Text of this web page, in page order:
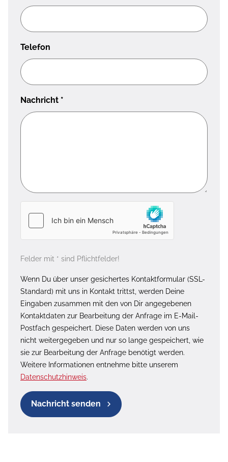
Telefon
Nachricht *
Felder mit * sind Pflichtfelder!
Wenn Du über unser gesichertes Kontaktformular (SSL-
Standard) mit uns in Kontakt trittst, werden Deine
Eingaben zusammen mit den von Dir angegebenen
Kontaktdaten zur Bearbeitung der Anfrage im E-Mail-
Postfach gespeichert. Diese Daten werden von uns
nicht weitergegeben und nur so lange gespeichert, wie
sie zur Bearbeitung der Anfrage benötigt werden.
Weitere Informationen entnehme bitte unserem
Datenschutzhinweis.
Nachricht senden